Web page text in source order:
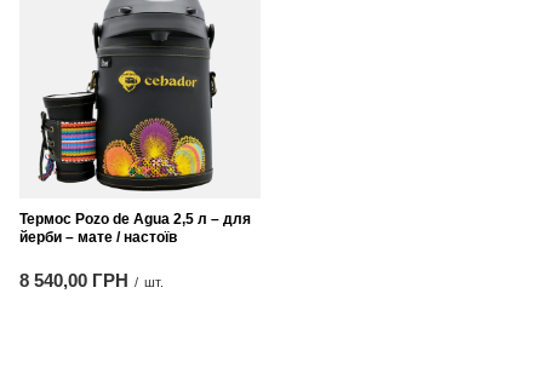
Термос Pozo de Agua 2,5 л – для
йерби – мате / настоїв
8 540,00 ГРН / шт.